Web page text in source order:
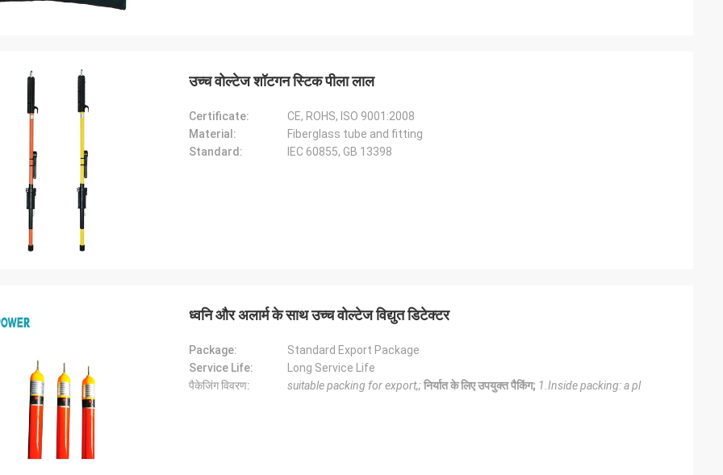
एडसन पोली जूनियर
उच्च वोल्टेज शॉटगन स्टिक पीला लाल
Certificate:
CE, ROHS, ISO 9001:2008
Material:
Fiberglass tube and fitting
Standard:
IEC 60855, GB 13398
ध्वनि और अलार्म के साथ उच्च वोल्टेज विद्युत डिटेक्टर
Package:
Standard Export Package
Service Life:
Long Service Life
पैकेजिंग विवरण:
suitable packing for export,;निर्यात के लिए उपयुक्त पैकिंग; 1.Inside packing: a pl